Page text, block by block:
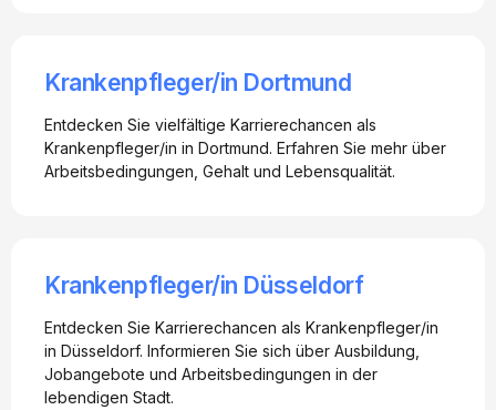
Krankenpfleger/in Dortmund
Entdecken Sie vielfältige Karrierechancen als
Krankenpfleger/in in Dortmund. Erfahren Sie mehr über
Arbeitsbedingungen, Gehalt und Lebensqualität.
Krankenpfleger/in Düsseldorf
Entdecken Sie Karrierechancen als Krankenpfleger/in
in Düsseldorf. Informieren Sie sich über Ausbildung,
Jobangebote und Arbeitsbedingungen in der
lebendigen Stadt.